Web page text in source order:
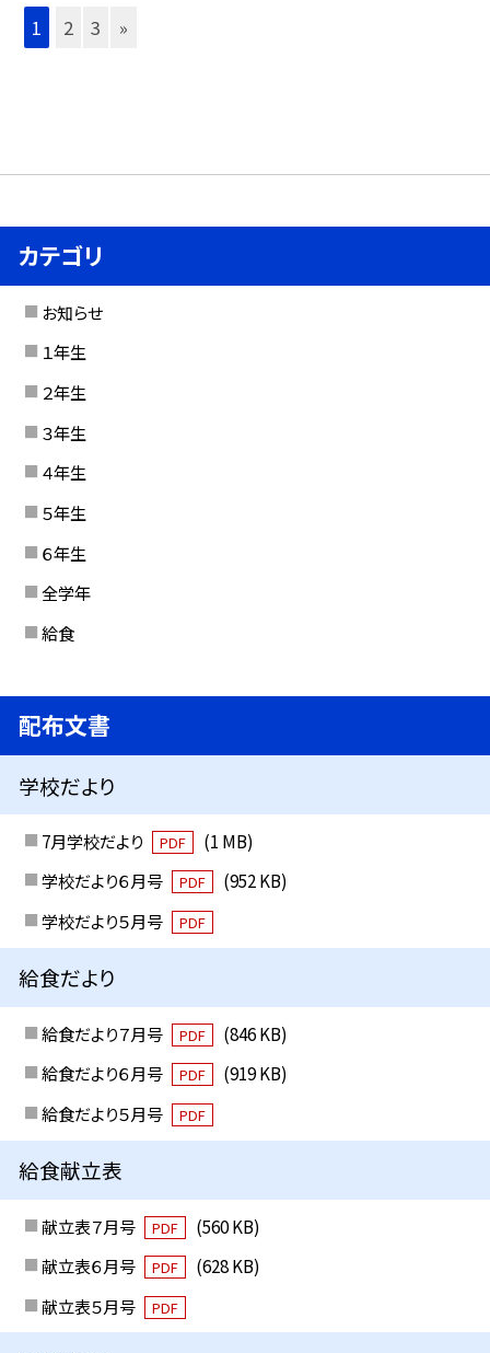
1 2 3 »
カテゴリ
お知らせ
１年生
２年生
３年生
４年生
５年生
６年生
全学年
給食
配布文書
学校だより
7月学校だより PDF
(1 MB)
学校だより６月号
PDF
(952 KB)
学校だより５月号
PDF
給食だより
給食だより７月号 PDF
(846 KB)
給食だより６月号
PDF
(919 KB)
給食だより５月号
PDF
給食献立表
献立表７月号 PDF
(560 KB)
献立表６月号
PDF
(628 KB)
献立表５月号
PDF